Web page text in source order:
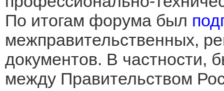
По итогам форума был
межправительственных,
документов. В частности,
между Правительством